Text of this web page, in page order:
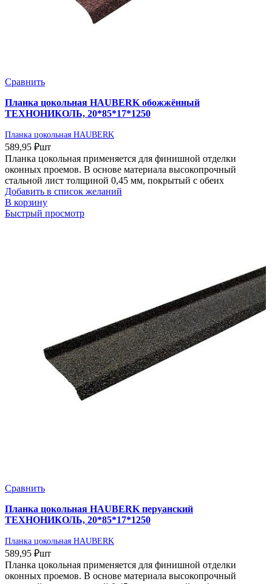
Сравнить
Планка цокольная HAUBERK обожжённый
ТЕХНОНИКОЛЬ, 20*85*17*1250
Планка цокольная HAUBERK
589,95 ₽шт
Планка цокольная применяется для финишной отделки
оконных проемов. В основе материала высокопрочный
стальной лист толщиной 0,45 мм, покрытый с обеих
Добавить в список желаний
В корзину
Быстрый просмотр
Сравнить
Планка цокольная HAUBERK перуанский
ТЕХНОНИКОЛЬ, 20*85*17*1250
Планка цокольная HAUBERK
589,95 ₽шт
Планка цокольная применяется для финишной отделки
оконных проемов. В основе материала высокопрочный